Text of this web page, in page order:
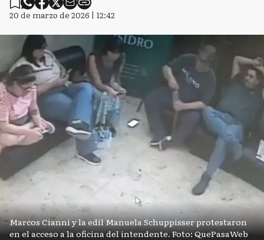
20 de marzo de 2026 | 12:42
Marcos Cianni y la edil Manuela Schuppisser protestaron
en el acceso a la oficina del intendente. Foto: QuePasaWeb